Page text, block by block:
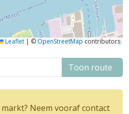
Leaflet | © OpenStreetMap contributors
Toon route
Neem vooraf contact